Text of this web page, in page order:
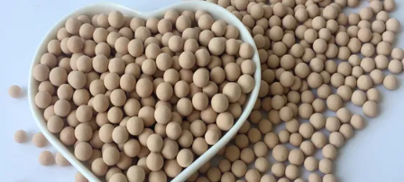
た
に